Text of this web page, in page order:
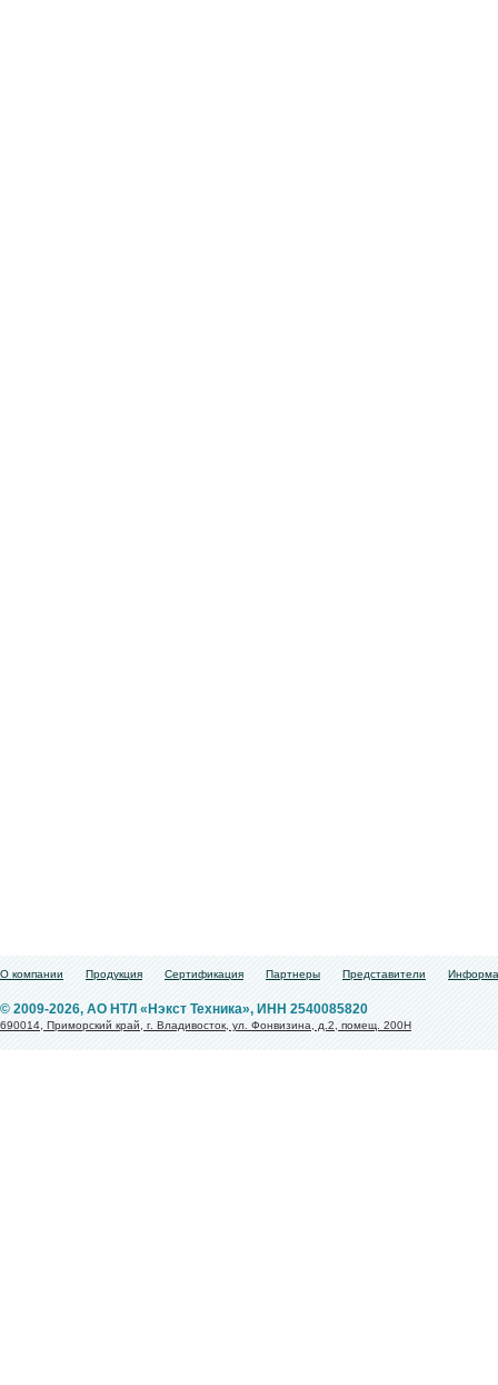
О компании Продукция Сертификация Партнеры Представители
© 2009-2026, АО НТЛ «Нэкст Техника», ИНН 2540085820
690014, Приморский край, г. Владивосток, ул. Фонвизина, д.2, помещ. 200Н